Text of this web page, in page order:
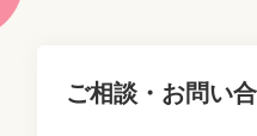
ご相談・お問い